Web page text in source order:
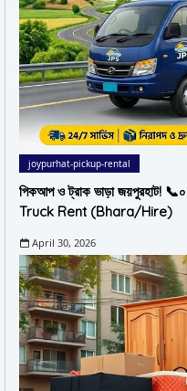
joypurhat-pickup-rental
পিকআপ ও ট্রাক ভাড়া জয়পুরহাট!
Truck Rent (Bhara/Hire)
April 30, 2026